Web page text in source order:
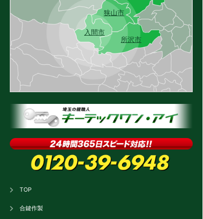
入間市
狭山市
所沢市
TOP
合鍵作製